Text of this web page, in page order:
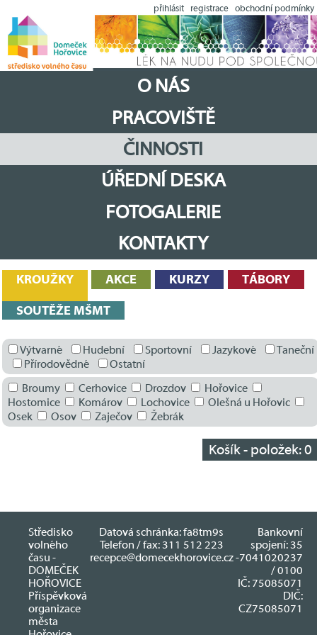
přihlásit registrace obchodní podmínky
O NÁS
PRACOVIŠTĚ
ČINNOSTI
ÚŘEDNÍ DESKA
FOTOGALERIE
KONTAKTY
KROUŽKY AKCE KURZY TÁBORY
SOUTĚŽE MŠMT
Výtvarné Hudební Sportovní Jazykové
Taneční
Přírodovědné
Ostatní
Broumy
Cerhovice Drozdov
Hořovice
Hostomice
Komárov Lochovice
Olešná u Hořovic
Osek
Osov Zaječov Žebrák
Košík - položek:0
Středisko
volného
času -
DOMEČEK
HOŘOVICE
Příspěvková
organizace
města
Datová schránka: fa8tm9s
Telefon / fax: 311 512 223
recepce@domecekhorovice.cz
Bankovní
spojení: 35
-7041020237
/ 0100
IČ: 75085071
DIČ:
CZ75085071